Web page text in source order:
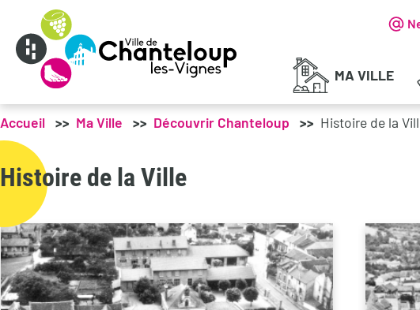
Menu principal
MA VILLE
Accueil Ma Ville Découvrir Chanteloup Histoire de la
Histoire de la Ville